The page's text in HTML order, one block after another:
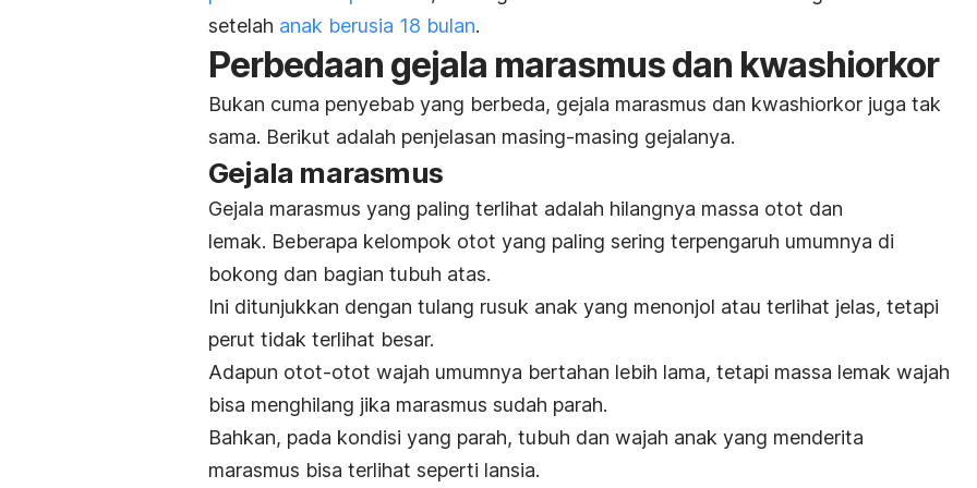
setelah anak berusia 18 bulan.
Perbedaan gejala marasmus dan kwashiorkor
Bukan cuma penyebab yang berbeda, gejala marasmus dan kwashiorkor juga tak
sama. Berikut adalah penjelasan masing-masing gejalanya.
Gejala marasmus
Gejala marasmus yang paling terlihat adalah hilangnya massa otot dan
lemak. Beberapa kelompok otot yang paling sering terpengaruh umumnya di
bokong dan bagian tubuh atas.
Ini ditunjukkan dengan tulang rusuk anak yang menonjol atau terlihat jelas, tetapi
perut tidak terlihat besar.
Adapun otot-otot wajah umumnya bertahan lebih lama, tetapi massa lemak wajah
bisa menghilang jika marasmus sudah parah.
Bahkan, pada kondisi yang parah, tubuh dan wajah anak yang menderita
marasmus bisa terlihat seperti lansia.